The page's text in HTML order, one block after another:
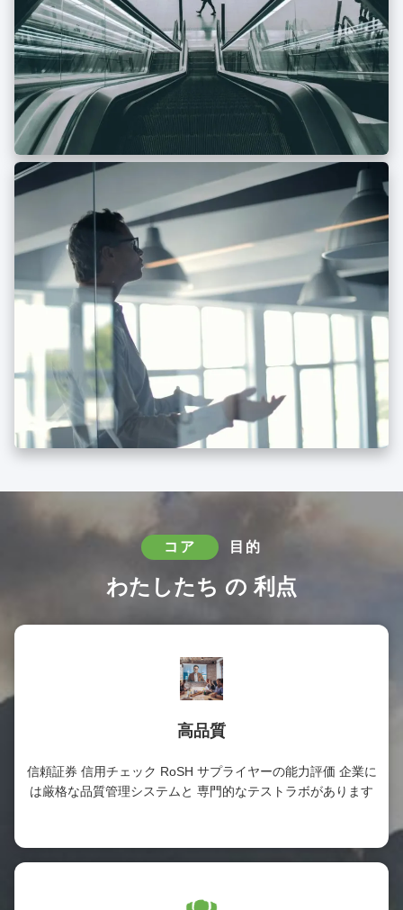
コア 目的
わたしたち の 利点
高品質
信頼証券 信用チェック RoSH サプライヤーの能力評価 企業に
は厳格な品質管理システムと 専門的なテストラボがあります